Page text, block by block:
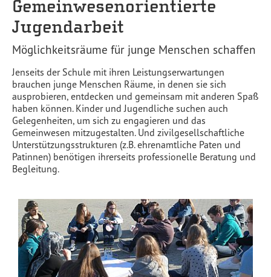
Gemeinwesenorientierte
Jugendarbeit
Möglichkeitsräume für junge Menschen schaffen
Jenseits der Schule mit ihren Leistungserwartungen
brauchen junge Menschen Räume, in denen sie sich
ausprobieren, entdecken und gemeinsam mit anderen Spaß
haben können. Kinder und Jugendliche suchen auch
Gelegenheiten, um sich zu engagieren und das
Gemeinwesen mitzugestalten. Und zivilgesellschaftliche
Unterstützungsstrukturen (z.B. ehrenamtliche Paten und
Patinnen) benötigen ihrerseits professionelle Beratung und
Begleitung.
Previous Next